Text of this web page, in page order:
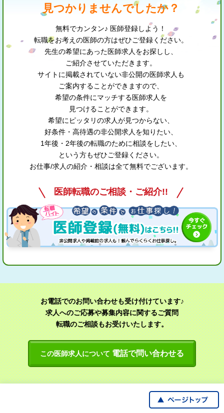
見つかりませんでしたか？
無料でカンタン♪ 医師登録しよう！
転職をお考えの医師の方はぜひご登録ください。
先生の希望にあった医師求人をお探しし、
ご紹介させていただきます。
サイトに掲載されていない非公開の医師求人も
ご案内することができますので、
希望の条件にマッチする医師求人を
見つけることができます。
希望にピッタリの求人が見つからない、
好条件・高待遇の非公開求人を知りたい、
1年後・2年後の転職のために相談をしたい、
という方もぜひご登録ください。
お仕事/求人の紹介・相談は全て無料でございます。
医師転職のご相談・ご紹介!!
お電話でのお問い合わせも受け付けています♪
求人へのご応募や募集内容に関するご質問
転職のご相談もお受けいたします。
この医師求人について 電話で問い合わせる